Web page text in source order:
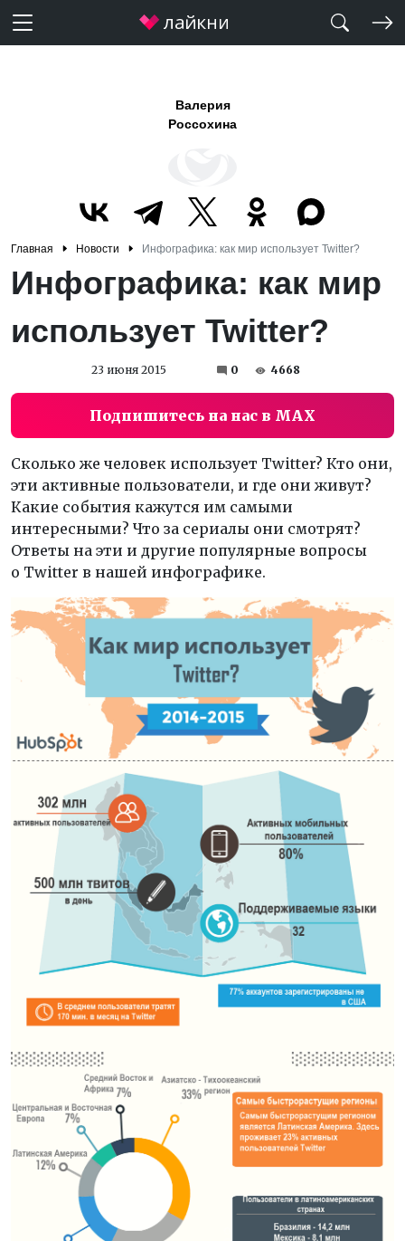
Валерия
Россохина
Главная Новости Инфографика: как мир использует Twitter?
Инфографика: как мир
использует Twitter?
23 июня 2015 0 4668
Подпишитесь на нас в MAX
Сколько же человек использует Twitter? Кто они,
эти активные пользователи, и где они живут?
Какие события кажутся им самыми
интересными? Что за сериалы они смотрят?
Ответы на эти и другие популярные вопросы
о Twitter в нашей инфографике.